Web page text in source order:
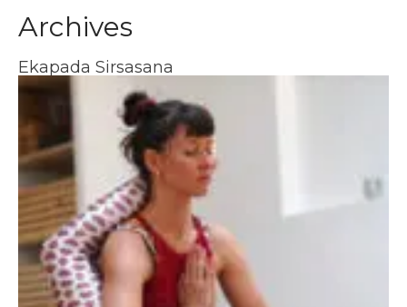
Archives
Ekapada Sirsasana